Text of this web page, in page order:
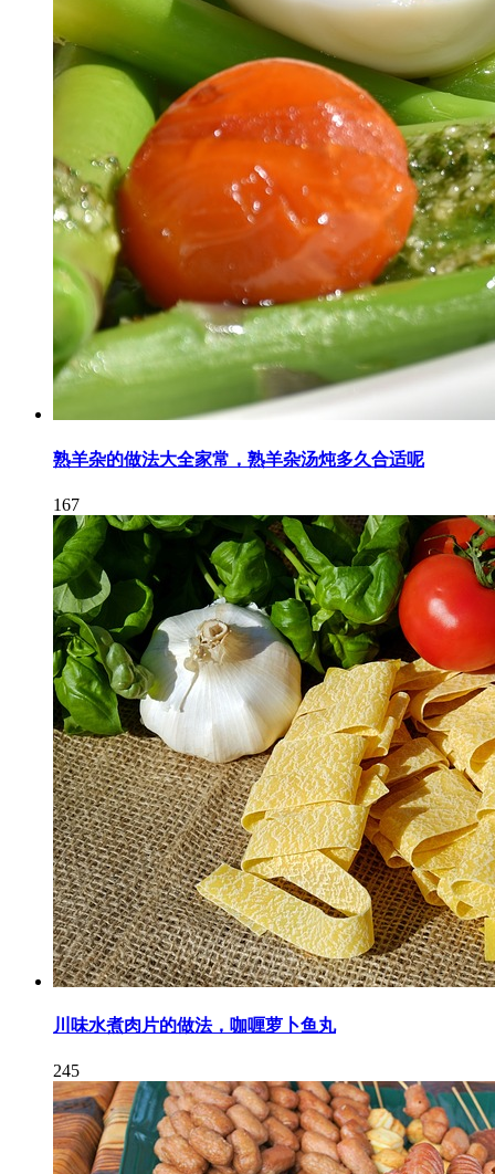
熟羊杂的做法大全家常，熟羊杂汤炖多久合适呢
167
川味水煮肉片的做法，咖喱萝卜鱼丸
245